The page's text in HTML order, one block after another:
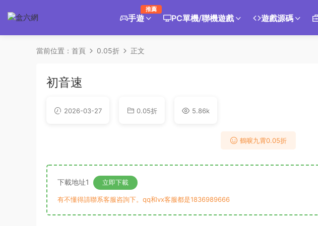
手遊
推薦
PC單機/聯機遊戲 遊戲源碼
當前位置： 首頁 0.05折 正文
初音速
2026-03-27 0.05折 5.86k
鶴唳九霄0.05折
下載地址1 立即下載
有不懂得請聯系客服咨詢下。qq和vx客服都是1836989666